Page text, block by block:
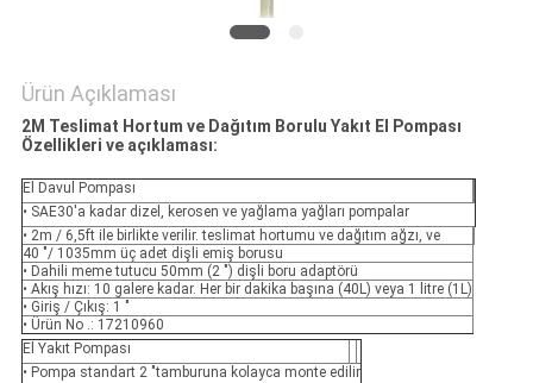
Ürün Açıklaması
2M Teslimat Hortum ve Dağıtım Borulu Yakıt El Pompası
Özellikleri ve açıklaması:
El Davul Pompası
• SAE30'a kadar dizel, kerosen ve yağlama yağları pompalar
• 2m / 6,5ft ile birlikte verilir. teslimat hortumu ve dağıtım ağzı, ve
40 "/ 1035mm üç adet dişli emiş borusu
• Dahili meme tutucu 50mm (2 ") dişli boru adaptörü
• Akış hızı: 10 galere kadar. Her bir dakika başına (40L) veya 1 litre (1L)
• Giriş / Çıkış: 1 "
• Ürün No .: 17210960
El Yakıt Pompası
• Pompa standart 2 "tamburuna kolayca monte edilir